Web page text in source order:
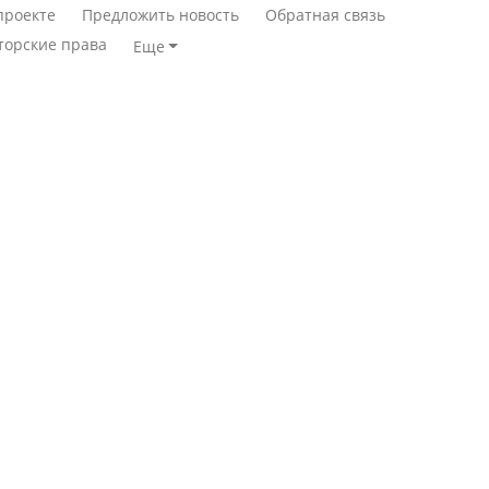
Предложить новость
Обратная связь
права
Еще